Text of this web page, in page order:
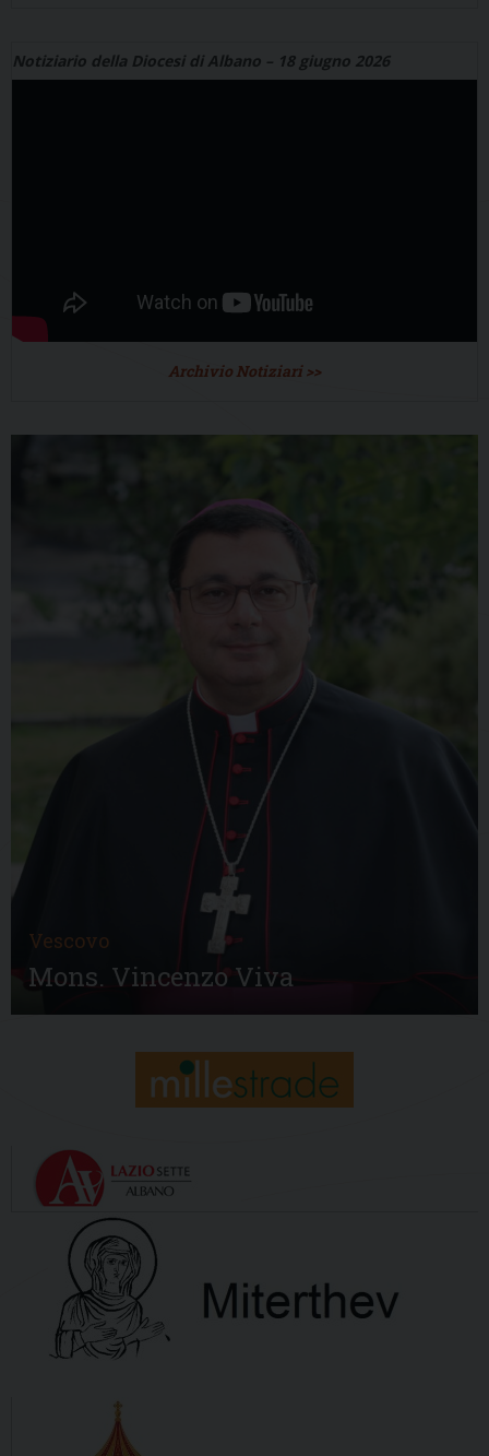
Notiziario della Diocesi di Albano – 18 giugno 2026
Archivio Notiziari >>
Vescovo
Mons. Vincenzo Viva